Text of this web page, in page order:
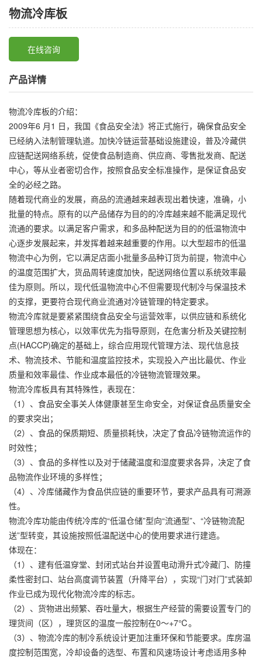
物流冷库板
在线咨询
产品详情
物流冷库板的介绍：
2009年6 月1 日，我国《食品安全法》将正式施行，确保食品安全
已经纳入法制管理轨道。加快冷链运营基础设施建设，普及冷藏供
应链配送网络系统，促使食品制造商、供应商、零售批发商、配送
中心，等从业者密切合作，按照食品安全标准操作，是保证食品安
全的必经之路。
随着现代商业的发展，商品的流通越来越表现出着快速，准确，小
批量的特点。原有的以产品储存为目的的冷库越来越不能满足现代
流通的要求。以满足客户需求，和多品种配送为目的的低温物流中
心逐步发展起来，并发挥着越来越重要的作用。以大型超市的低温
物流中心为例，它以满足店面小批量多品种订货为前提，物流中心
的温度范围扩大，货品周转速度加快，配送网络位置以系统效率最
佳为原则。所以，现代低温物流中心不但需要现代制冷与保温技术
的支撑，更要符合现代商业流通对冷链管理的特定要求。
物流冷库就是要紧紧围绕食品安全与运营效率，以供应链和系统化
管理思想为核心，以效率优先为指导原则，在危害分析及关键控制
点(HACCP)确定的基础上，综合应用现代管理方法、现代信息技
术、物流技术、节能和温度监控技术，实现投入产出比最优、作业
质量和效率最佳、作业成本最低的冷链物流管理效果。
物流冷库板具有其特殊性，表现在：
（1）、食品安全事关人体健康甚至生命安全，对保证食品质量安全
的要求突出；
（2）、食品的保质期短、质量损耗快，决定了食品冷链物流运作的
时效性；
（3）、食品的多样性以及对于储藏温度和湿度要求各异，决定了食
品物流作业环境的多样性；
（4）、冷库储藏作为食品供应链的重要环节，要求产品具有可溯源
性。
物流冷库功能由传统冷库的“低温仓储”型向“流通型”、“冷链物流配
送”型转变，其设施按照低温配送中心的使用要求进行建造。
体现在：
（1）、建有低温穿堂、封闭式站台并设置电动滑升式冷藏门、防撞
柔性密封口、站台高度调节装置（升降平台），实现“门对门”式装卸
作业已成为现代化物流冷库的标志。
（2）、货物进出频繁、吞吐量大，根据生产经营的需要设置专门的
理货间（区），理货区的温度一般控制在0～+7℃。
（3）、物流冷库的制冷系统设计更加注重环保和节能要求。库房温
度控制范围宽，冷却设备的选型、布置和风速场设计考虑适用多种